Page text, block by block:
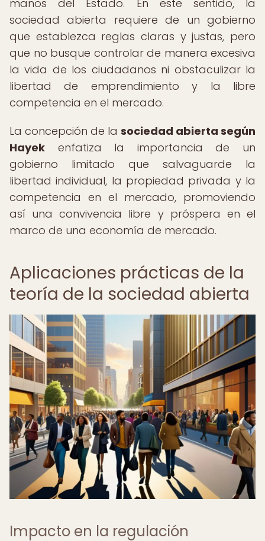
manos del Estado. En este sentido, la
sociedad abierta requiere de un gobierno
que establezca reglas claras y justas, pero
que no busque controlar de manera excesiva
la vida de los ciudadanos ni obstaculizar la
libertad de emprendimiento y la libre
competencia en el mercado.
La concepción de la sociedad abierta según
Hayek enfatiza la importancia de un
gobierno limitado que salvaguarde la
libertad individual, la propiedad privada y la
competencia en el mercado, promoviendo
así una convivencia libre y próspera en el
marco de una economía de mercado.
Aplicaciones prácticas de la
teoría de la sociedad abierta
Impacto en la regulación